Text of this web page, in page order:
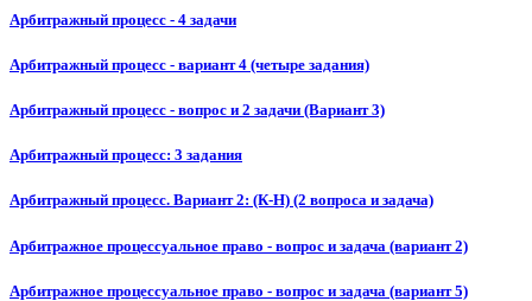
Арбитражный процесс - 4 задачи
Арбитражный процесс - вариант 4 (четыре задания)
Арбитражный процесс - вопрос и 2 задачи (Вариант 3)
Арбитражный процесс: 3 задания
Арбитражный процесс. Вариант 2: (К-Н) (2 вопроса и задача)
Арбитражное процессуальное право - вопрос и задача (вариант 2)
Арбитражное процессуальное право - вопрос и задача (вариант 5)